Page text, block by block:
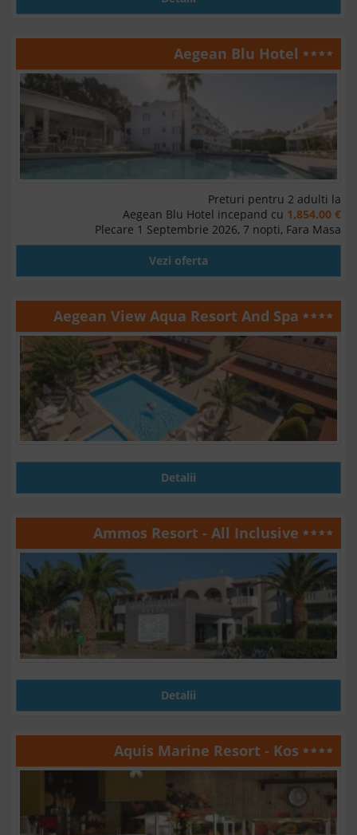
Aegean Blu Hotel
Preturi pentru 2 adulti la
Aegean Blu Hotel incepand cu 1,854.00 €
Plecare 1 Septembrie 2026, 7 nopti, Fara Masa
Vezi oferta
Aegean View Aqua Resort And Spa
Detalii
Ammos Resort - All Inclusive
Detalii
Aquis Marine Resort - Kos